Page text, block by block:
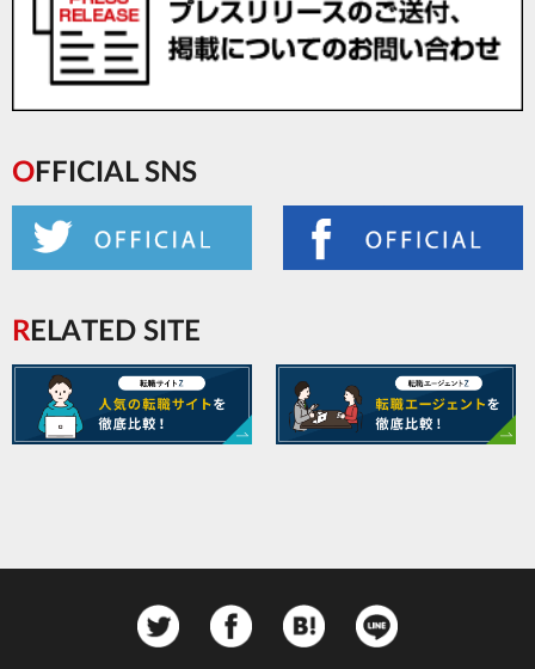
OFFICIAL SNS
RELATED SITE